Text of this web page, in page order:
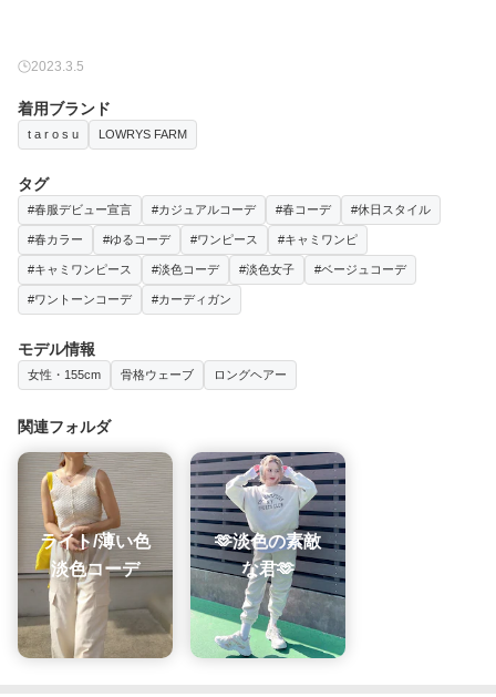
2023.3.5
着用ブランド
t a r o s u LOWRYS FARM
タグ
#春服デビュー宣言 #カジュアルコーデ #春コーデ #休日スタイル
#春カラー #ゆるコーデ #ワンピース #キャミワンピ
#キャミワンピース #淡色コーデ #淡色女子 #ベージュコーデ
#ワントーンコーデ #カーディガン
モデル情報
女性・155cm 骨格ウェーブ ロングヘアー
関連フォルダ
ライト/薄い色
淡色コーデ
🫶淡色の素敵
な君🫶